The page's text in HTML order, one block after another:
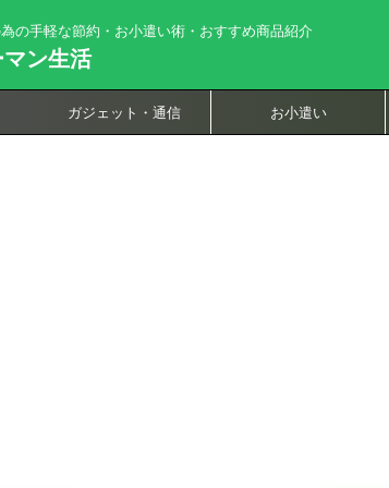
の手軽な節約・お小遣い術・おすすめ商品紹介
ン生活
ガジェット・通信 お小遣い